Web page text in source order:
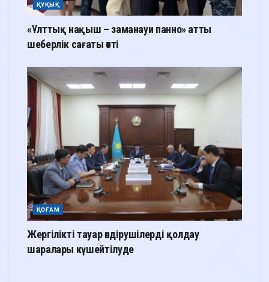
ҚҰҚЫҚ
«Ұлттық нақыш – заманауи панно» атты
шеберлік сағаты өтті
ҚОҒАМ
Жергілікті тауар өндірушілерді қолдау
шаралары күшейтілуде